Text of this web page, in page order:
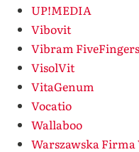
UP!MEDIA
Vibovit
Vibram FiveFingers
VisolVit
VitaGenum
Vocatio
Wallaboo
Warszawska